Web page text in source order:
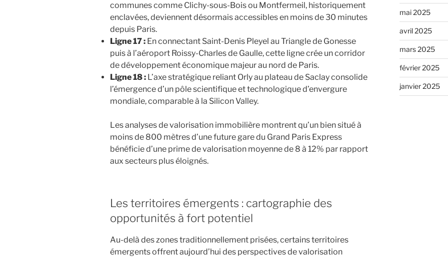
communes comme Clichy-sous-Bois ou Montfermeil, historiquement
enclavées, deviennent désormais accessibles en moins de 30 minutes
depuis Paris.
Ligne 17 : En connectant Saint-Denis Pleyel au Triangle de Gonesse
puis à l’aéroport Roissy-Charles de Gaulle, cette ligne crée un corridor
de développement économique majeur au nord de Paris.
Ligne 18 : L’axe stratégique reliant Orly au plateau de Saclay consolide
l’émergence d’un pôle scientifique et technologique d’envergure
mondiale, comparable à la Silicon Valley.
Les analyses de valorisation immobilière montrent qu’un bien situé à
moins de 800 mètres d’une future gare du Grand Paris Express
bénéficie d’une prime de valorisation moyenne de 8 à 12% par rapport
aux secteurs plus éloignés.
Les territoires émergents : cartographie des
opportunités à fort potentiel
Au-delà des zones traditionnellement prisées, certains territoires
émergents offrent aujourd’hui des perspectives de valorisation
mai 2025
avril 2025
mars 2025
février 2025
janvier 2025